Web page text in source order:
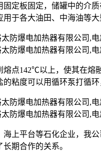
定板固定，储罐中的介
于各大油田、中海油等大
熔点142℃以上，使其在熔
粘度可以用循环泵打循
上平台等石化企业，我
期合作的关系。